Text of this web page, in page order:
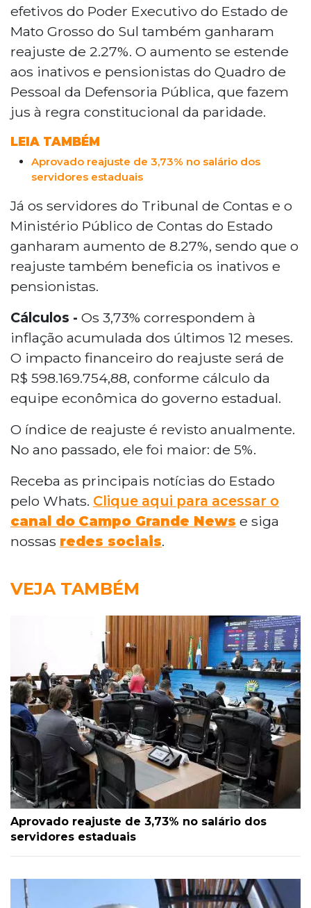
efetivos do Poder Executivo do Estado de
Mato Grosso do Sul também ganharam
reajuste de 2.27%. O aumento se estende
aos inativos e pensionistas do Quadro de
Pessoal da Defensoria Pública, que fazem
jus à regra constitucional da paridade.
LEIA TAMBÉM
Aprovado reajuste de 3,73% no salário dos
servidores estaduais
Já os servidores do Tribunal de Contas e o
Ministério Público de Contas do Estado
ganharam aumento de 8.27%, sendo que o
reajuste também beneficia os inativos e
pensionistas.
Cálculos - Os 3,73% correspondem à
inflação acumulada dos últimos 12 meses.
O impacto financeiro do reajuste será de
R$ 598.169.754,88, conforme cálculo da
equipe econômica do governo estadual.
O índice de reajuste é revisto anualmente.
No ano passado, ele foi maior: de 5%.
Receba as principais notícias do Estado
pelo Whats. Clique aqui para acessar o
canal do Campo Grande News e siga
nossas redes sociais.
VEJA TAMBÉM
Aprovado reajuste de 3,73% no salário dos
servidores estaduais